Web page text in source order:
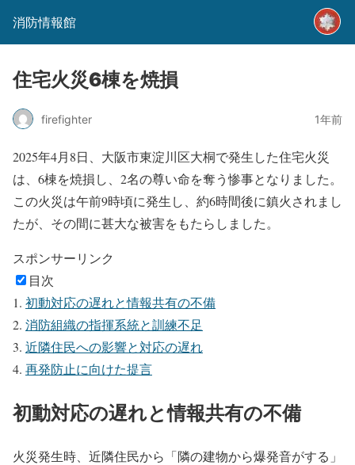
消防情報館
住宅火災6棟を焼損
firefighter 1年前
2025年4月8日、大阪市東淀川区大桐で発生した住宅火災
は、6棟を焼損し、2名の尊い命を奪う惨事となりました。
この火災は午前9時頃に発生し、約6時間後に鎮火されまし
たが、その間に甚大な被害をもたらしました。
スポンサーリンク
目次
初動対応の遅れと情報共有の不備
消防組織の指揮系統と訓練不足
近隣住民への影響と対応の遅れ
再発防止に向けた提言
初動対応の遅れと情報共有の不備
火災発生時、近隣住民から「隣の建物から爆発音がする」